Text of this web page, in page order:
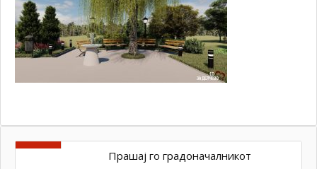
Прашај го градоначалникот